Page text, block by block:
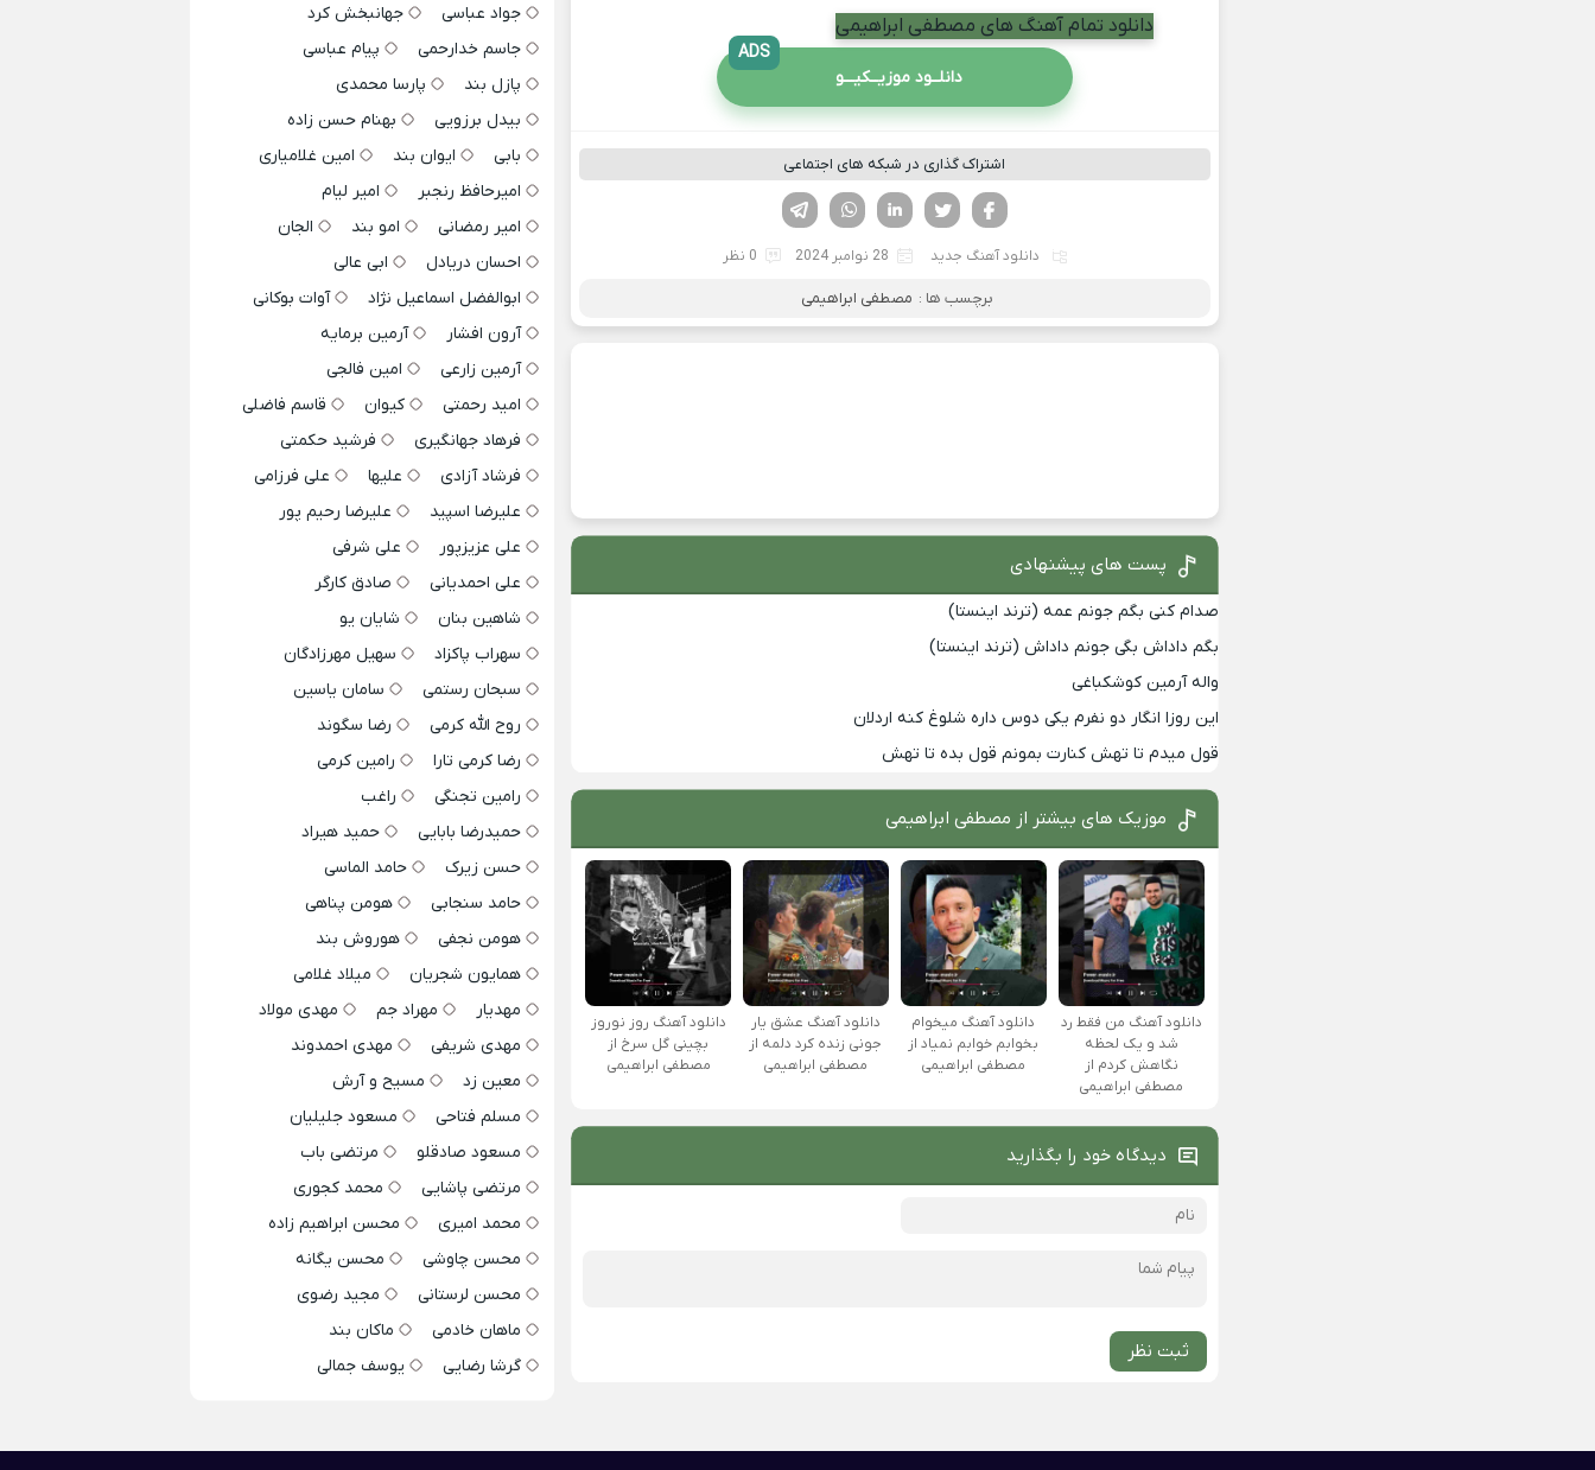
دانلود تمام آهنگ های مصطفی ابراهیمی
دانلــود موزیــکیـــو
ADS
اشتراک گذاری در شبکه های اجتماعی
لینکدین تویتر
فیسوک
دانلود آهنگ جدید 28 نوامبر 2024 0 نظر
برچسب ها : مصطفی ابراهیمی
پست های پیشنهادی
صدام کنی بگم جونم عمه (ترند اینستا)
بگم داداش بگی جونم داداش (ترند اینستا)
واله آرمین کوشکباغی
این روزا انگار دو نفرم یکی دوس داره شلوغ کنه اردلان
قول میدم تا تهش کنارت بمونم قول بده تا تهش
موزیک های بیشتر از مصطفی ابراهیمی
دانلود آهنگ من فقط رد
شد و یک لحظه
نگاهش کردم از
مصطفی ابراهیمی
دانلود آهنگ میخوام
بخوابم خوابم نمیاد از
مصطفی ابراهیمی
دانلود آهنگ عشق یار
جونی زنده کرد دلمه از
مصطفی ابراهیمی
دانلود آهنگ روز نوروز
بچینی گل سرخ از
مصطفی ابراهیمی
دیدگاه خود را بگذارید
ثبت نظر
جواد عباسی
جهانبخش کرد
جاسم خدارحمی
پیام عباسی
پازل بند
پارسا محمدی
بیدل برزویی
بهنام حسن زاده
بابی
ایوان بند
امین غلامیاری
امیرحافظ رنجبر
امیر لیام
امیر رمضانی
امو بند
الجان
احسان دریادل
ابی عالی
ابوالفضل اسماعیل نژاد
آوات بوکانی
آرون افشار
آرمین برمایه
آرمین زارعی
امین فالجی
امید رحمتی
کیوان
قاسم فاضلی
فرهاد جهانگیری
فرشید حکمتی
فرشاد آزادی
علیها
علی فرزامی
علیرضا اسپید
علیرضا رحیم پور
علی عزیزپور
علی شرفی
علی احمدیانی
صادق کارگر
شاهین بنان
شایان یو
سهراب پاکزاد
سهیل مهرزادگان
سبحان رستمی
سامان یاسین
روح الله کرمی
رضا سگوند
رضا کرمی تارا
رامین کرمی
رامین تجنگی
راغب
حمیدرضا بابایی
حمید هیراد
حسن زیرک
حامد الماسی
حامد سنجابی
هومن پناهی
هومن نجفی
هوروش بند
همایون شجریان
میلاد غلامی
مهدیار
مهراد جم
مهدی مولاد
مهدی شریفی
مهدی احمدوند
معین زد
مسیح و آرش
مسلم فتاحی
مسعود جلیلیان
مسعود صادقلو
مرتضی باب
مرتضی پاشایی
محمد کجوری
محمد امیری
محسن ابراهیم زاده
محسن چاوشی
محسن یگانه
محسن لرستانی
مجید رضوی
ماهان خادمی
ماکان بند
گرشا رضایی
یوسف جمالی